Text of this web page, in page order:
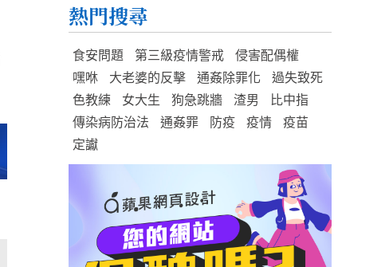
熱門搜尋
食安問題 第三級疫情警戒
侵害配偶權
嘿咻
大老婆的反擊 通姦除罪化
過失致死
色教練
女大生 狗急跳牆 渣男
比中指
傳染病防治法
通姦罪 防疫 疫情
疫苗
定讞